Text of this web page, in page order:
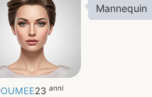
Mannequin
OUMEE23 anni